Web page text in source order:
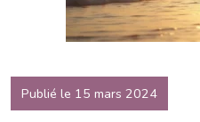
Publié le 15 mars 2024